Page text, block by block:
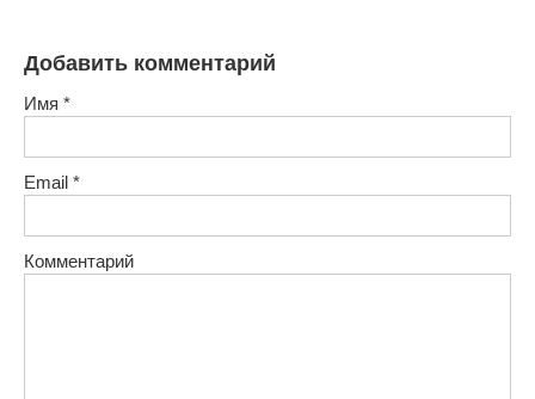
Добавить комментарий
Имя *
Email *
Комментарий